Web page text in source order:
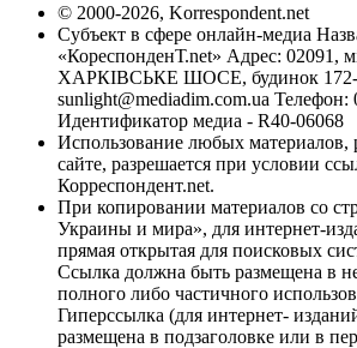
© 2000-2026, Korrespondent.net
Субъект в сфере онлайн-медиа
«КореспонденТ.net» Адрес: 02091,
ХАРКІВСЬКЕ ШОСЕ, будинок 172-
sunlight@mediadim.com.ua Телефон:
Идентификатор медиа - R40-06068
Использование любых материалов,
сайте, разрешается при условии
Корреспондент.net.
При копировании материалов со
Украины и мира», для интернет-
прямая открытая для поисковых
Ссылка должна быть размещена в
полного либо частичного
Гиперссылка (для интернет-
размещена в подзаголовке или в